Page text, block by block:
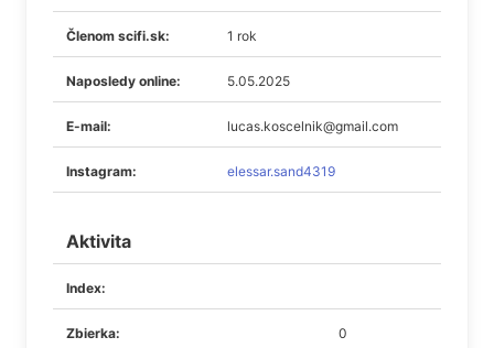
Členom scifi.sk: 1 rok
Naposledy online: 5.05.2025
E-mail: lucas.koscelnik@gmail.com
Instagram: elessar.sand4319
Aktivita
Index:
Zbierka: 0